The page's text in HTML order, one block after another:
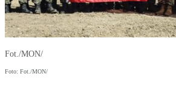
Fot./MON/
Foto: Fot./MON/